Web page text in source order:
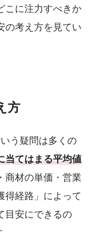
こに注力すべきか
の考え方を見てい
方
う疑問は多くの
当てはまる平均値
商材の単価・営業
得経路」によって
目安にできるの